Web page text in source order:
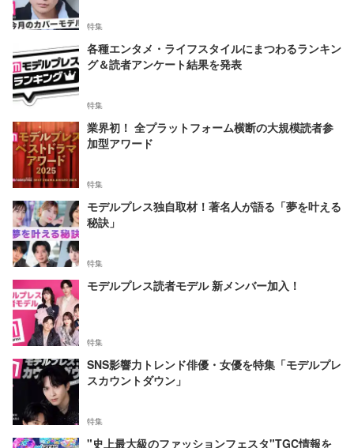
特集
各種エンタメ・ライフスタイルにまつわるランキン
グ＆読者アンケート結果を発表
特集
業界初！ 全プラットフォーム横断の大規模読者参
加型アワード
特集
モデルプレス独自取材！著名人が語る「夢を叶える
秘訣」
特集
モデルプレス読者モデル 新メンバー加入！
特集
SNS影響力トレンド俳優・女優を特集「モデルプレ
スカウントダウン」
特集
"史上最大級のファッションフェスタ"TGC情報を